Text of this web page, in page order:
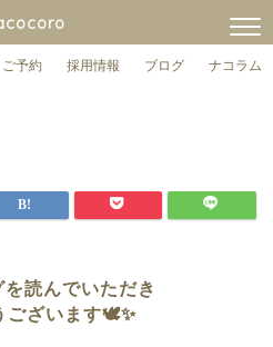
ご予約 採用情報 ブログ ナコラム
読んでいただき
ございます🕊✨